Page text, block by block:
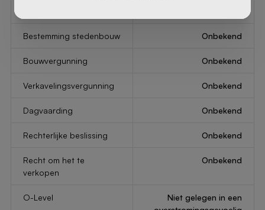
Bestemming stedenbouw Onbekend
Bouwvergunning Onbekend
Verkavelingsvergunning Onbekend
Dagvaarding Onbekend
Rechterlijke beslissing Onbekend
Recht om het te
verkopen
Onbekend
O-Level
Niet gelegen in een